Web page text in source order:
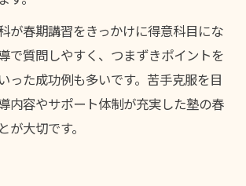
が春期講習をきっかけに得意科目にな
で質問しやすく、つまずきポイントを
った成功例も多いです。苦手克服を目
内容やサポート体制が充実した塾の春
が大切です。